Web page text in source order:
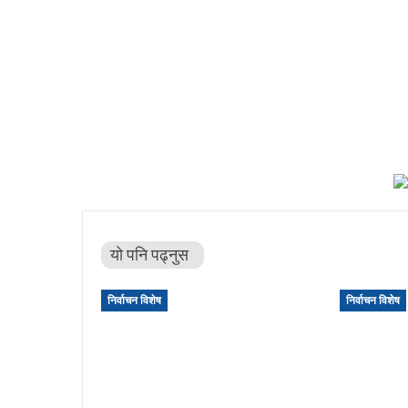
यो पनि पढ्नुस
निर्वाचन विशेष निर्वाचन विशेष